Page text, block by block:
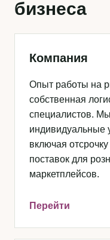
бизнеса
Компания
Опыт работы на
собственная
специалистов.
индивидуальные
включая
поставок для
маркетплейсов.
Перейти